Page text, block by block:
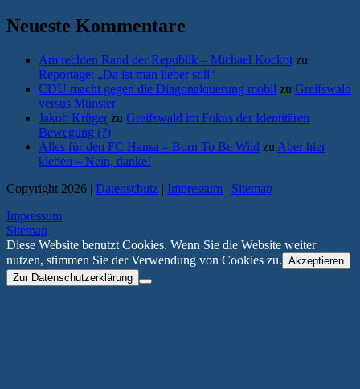
Neueste Kommentare
Am rechten Rand der Republik – Michael Kockot zu
Reportage: „Da ist man lieber still“
CDU macht gegen die Diagonalquerung mobil zu Greifswald
versus Münster
Jakob Krüger zu Greifswald im Fokus der Identitären
Bewegung (?)
Alles für den FC Hansa – Born To Be Wild zu Aber hier
kleben – Nein, danke!
Copyright 2026 | Datenschutz | Impressum | Sitemap
Impressum
Sitemap
Diese Website benutzt Cookies. Wenn Sie die Website weiter
nutzen, stimmen Sie der Verwendung von Cookies zu. Akzeptieren
Zur Datenschutzerklärung